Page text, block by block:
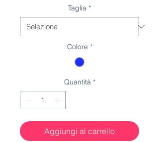
Taglia *
Colore *
Quantità *
Aggiungi al carrello